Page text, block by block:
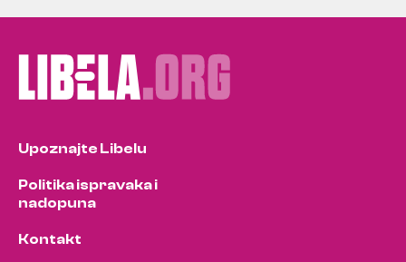
Upoznajte Libelu
Politika ispravaka i
nadopuna
Kontakt